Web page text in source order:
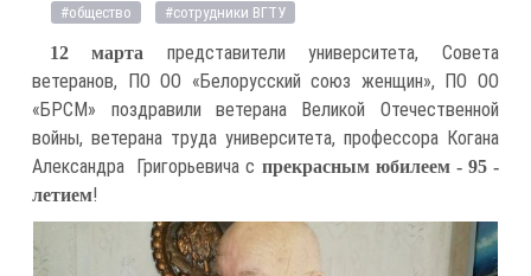
#общество #сотрудники ВГТУ
12 марта
представители университета, Совета
ветеранов, ПО ОО «Белорусский союз женщин», ПО ОО
«БРСМ» поздравили ветерана Великой Отечественной
войны, ветерана труда университета, профессора Когана
Александра Григорьевича с прекрасным юбилеем - 95 -
летием!